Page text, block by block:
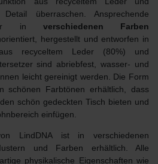
überraschen. Ansprechende
in verschiedenen Farben
hergestellt und entworfen in
recyceltem Leder (80%) und
sind abriebfest, wasser- und
leicht gereinigt werden. Die Form
schönen Farbtönen erhältlich, dass
schön gedeckten Tisch bieten und
einfügen.
LindDNA ist in verschiedenen
und Farben erhältlich. Alle
physikalische Eigenschaften wie